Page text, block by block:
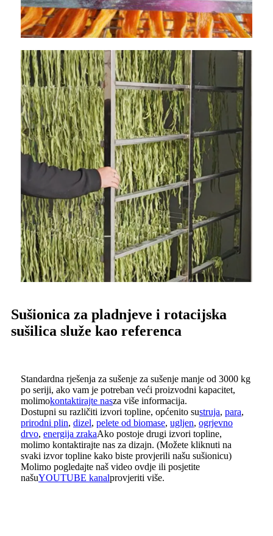
Sušionica za pladnjeve i rotacijska
sušilica služe kao referenca
Standardna rješenja za sušenje za sušenje manje od 3000 kg
po seriji, ako vam je potreban veći proizvodni kapacitet,
molimokontaktirajte nasza više informacija.
Dostupni su različiti izvori topline, općenito sustruja, para,
prirodni plin, dizel, pelete od biomase, ugljen, ogrjevno
drvo, energija zrakaAko postoje drugi izvori topline,
molimo kontaktirajte nas za dizajn. (Možete kliknuti na
svaki izvor topline kako biste provjerili našu sušionicu)
Molimo pogledajte naš video ovdje ili posjetite
našuYOUTUBE kanalprovjeriti više.